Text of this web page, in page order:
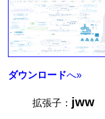
ダウンロードへ»
拡張子： jww